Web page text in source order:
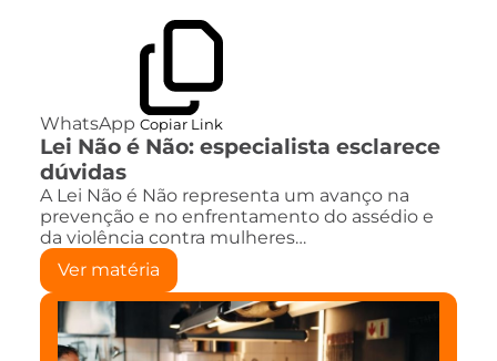
WhatsApp Copiar Link
Lei Não é Não: especialista esclarece
dúvidas
A Lei Não é Não representa um avanço na
prevenção e no enfrentamento do assédio e
da violência contra mulheres…
Ver matéria